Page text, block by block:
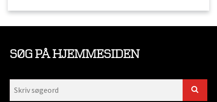
SØG PÅ HJEMMESIDEN